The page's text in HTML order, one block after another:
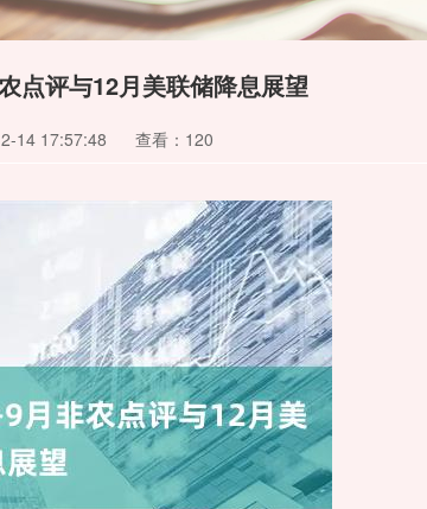
评与12月美联储降息展望
14 17:57:48 查看：120